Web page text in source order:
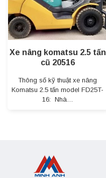
Xe nâng komatsu 2.5 tấn
cũ 20516
Thông số kỹ thuật xe nâng
Komatsu 2.5 tấn model FD25T-
16: Nhà…